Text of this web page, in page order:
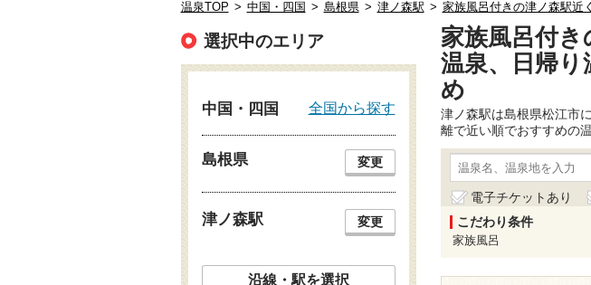
温泉TOP > 中国・四国 > 島根県 > 津ノ森駅 > 家族風呂付きの津ノ森駅近
家族風呂付
温泉、日帰
め
津ノ森駅は島根県松江市
離で近い順でおすすめの
電子チケットあり
こだわり条件
家族風呂
選択中のエリア
中国・四国 全国から探す
島根県 変更
津ノ森駅 変更
沿線・駅を選択